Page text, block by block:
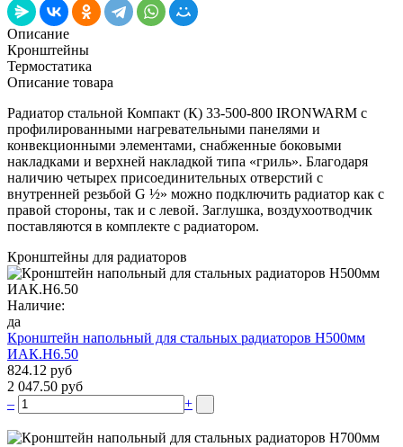
Описание
Кронштейны
Термостатика
Описание товара
Радиатор стальной Компакт (К) 33-500-800 IRONWARM с
профилированными нагревательными панелями и
конвекционными элементами, снабженные боковыми
накладками и верхней накладкой типа «гриль». Благодаря
наличию четырех присоединительных отверстий с
внутренней резьбой G ½» можно подключить радиатор как с
правой стороны, так и с левой. Заглушка, воздухоотводчик
поставляются в комплекте с радиатором.
Кронштейны для радиаторов
Наличие:
да
Кронштейн напольный для стальных радиаторов Н500мм
ИАК.Н6.50
824.12 руб
2 047.50 руб
–
+